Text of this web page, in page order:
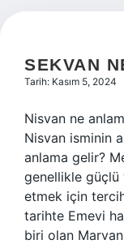
SEKVAN
Tarih: Kasım 5, 2024
Nisvan ne
Nisvan isminin
anlama gelir?
genellikle
etmek için
tarihte Emevi
biri olan